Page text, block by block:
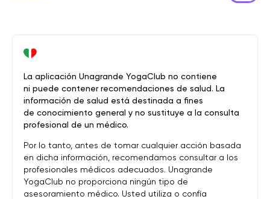
La aplicación Unagrande YogaClub no contiene
ni puede contener recomendaciones de salud. La
información de salud está destinada a fines
de conocimiento general y no sustituye a la consulta
profesional de un médico.
Por lo tanto, antes de tomar cualquier acción basada
en dicha información, recomendamos consultar a los
profesionales médicos adecuados. Unagrande
YogaClub no proporciona ningún tipo de
asesoramiento médico. Usted utiliza o confía